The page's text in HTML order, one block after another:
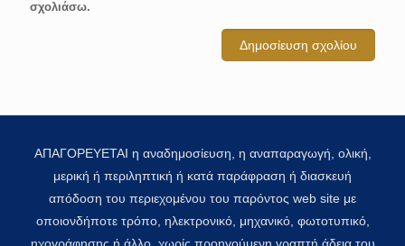
σχολιάσω.
ΑΠΑΓΟΡΕΥΕΤΑΙ η αναδημοσίευση, η αναπαραγωγή, ολική,
μερική ή περιληπτική ή κατά παράφραση ή διασκευή
απόδοση του περιεχομένου του παρόντος web site με
οποιονδήποτε τρόπο, ηλεκτρονικό, μηχανικό, φωτοτυπικό,